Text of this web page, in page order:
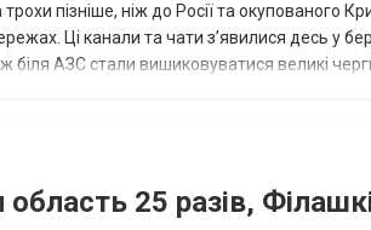
пізніше, ніж до Росії та окупованого
Ці канали та чати з’явилися десь у
АЗС стали вишиковуватися великі
25 разів,